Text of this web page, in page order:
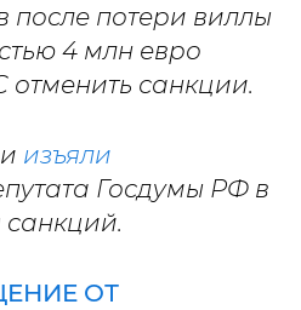
после потери виллы
4 млн евро
отменить санкции.
изъяли
Госдумы РФ в
санкций.
ОТ